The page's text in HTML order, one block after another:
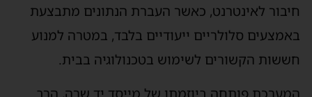
חיבור לאינטרנט, כאשר העברת הנתונים מתבצעת
באמצעים סלולריים ייעודיים בלבד, במטרה למנוע
חששות הקשורים לשימוש בטכנולוגיה בבית.